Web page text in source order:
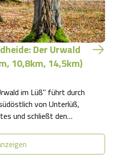
Der Urwald
10,8km, 14,5km)
im Lüß" führt durch
von Unterlüß,
und schließt den
zum Lüßberg, der mit
im Naturpar…